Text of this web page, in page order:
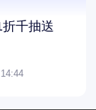
千抽送